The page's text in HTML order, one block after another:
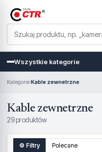
Wszystkie kategorie
Kategorie›Kable zewnetrzne
Kable zewnetrzne
29 produktów
⚙ Filtry